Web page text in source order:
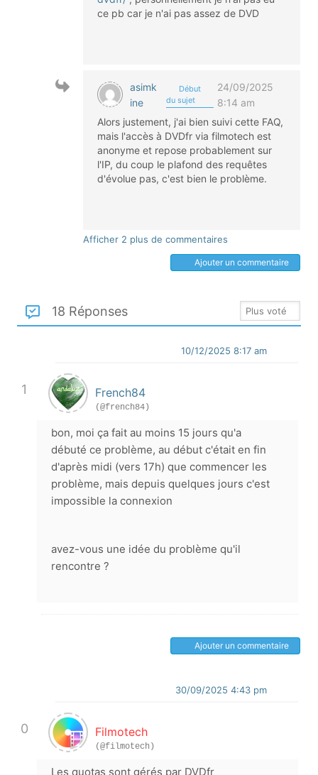
ce pb car je n'ai pas assez de DVD
asimk
ine
Début
du sujet
24/09/2025
8:14 am
Alors justement, j'ai bien suivi cette FAQ,
mais l'accès à DVDfr via filmotech est
anonyme et repose probablement sur
l'IP, du coup le plafond des requêtes
d'évolue pas, c'est bien le problème.
Afficher 2 plus de commentaires
Ajouter un commentaire
18 Réponses
1
10/12/2025 8:17 am
French84
(@french84)
bon, moi ça fait au moins 15 jours qu'a
débuté ce problème, au début c'était en fin
d'après midi (vers 17h) que commencer les
problème, mais depuis quelques jours c'est
impossible la connexion
avez-vous une idée du problème qu'il
rencontre ?
Ajouter un commentaire
0
30/09/2025 4:43 pm
Filmotech
(@filmotech)
Les quotas sont gérés par DVDfr